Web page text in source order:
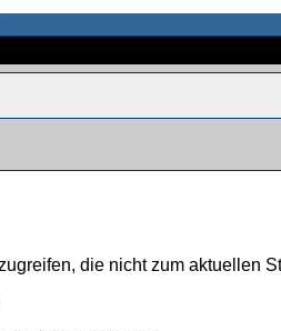
die nicht zum aktuellen